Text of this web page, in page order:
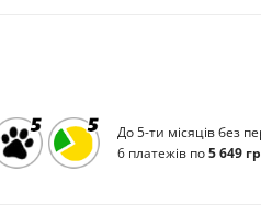
До 5-ти місяців без
6 платежів по5 649